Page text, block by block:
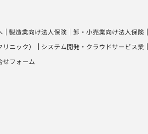
製造業向け法人保険
卸・小売業向け法人保険
ニック）
システム開発・クラウドサービス業
せフォーム